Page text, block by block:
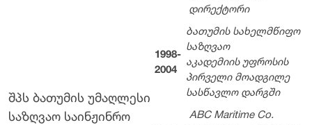
შპს ბათუმის უმაღლესი
საზღვაო საინჟინრო
დირექტორი
1998-
2004
ბათუმის სახელმწიფო
საზღვაო
აკადემიის უფროსის
პირველი მოადგილე
სასწავლო დარგში
ABC Maritime Co.